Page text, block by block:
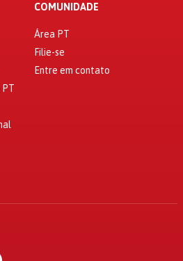
PT
COMUNIDADE
Área PT
Filie-se
Entre em contato